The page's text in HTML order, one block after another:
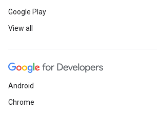
Google Play
View all
Android
Chrome